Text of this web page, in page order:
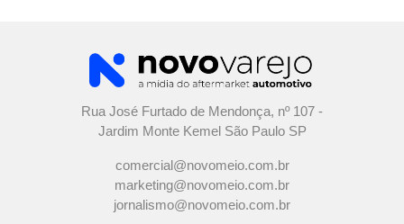
Rua José Furtado de Mendonça, nº 107 -
Jardim Monte Kemel São Paulo SP
comercial@novomeio.com.br
marketing@novomeio.com.br
jornalismo@novomeio.com.br